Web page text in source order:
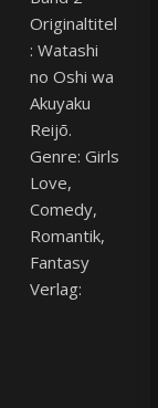
Originaltitel
: Watashi
no Oshi wa
Akuyaku
Reijō.
Genre: Girls
Love,
Comedy,
Romantik,
Fantasy
Verlag: